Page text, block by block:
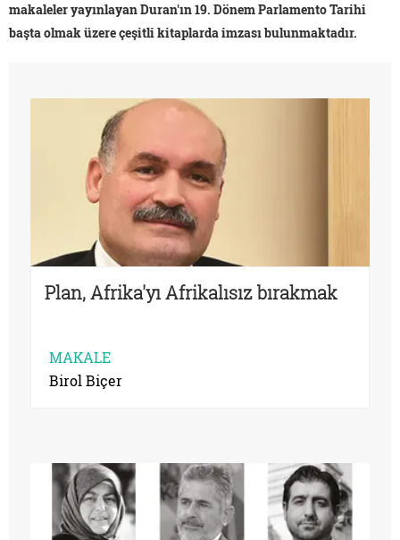
makaleler yayınlayan Duran'ın 19. Dönem Parlamento Tarihi
başta olmak üzere çeşitli kitaplarda imzası bulunmaktadır.
Plan, Afrika'yı Afrikalısız bırakmak
MAKALE
Birol Biçer